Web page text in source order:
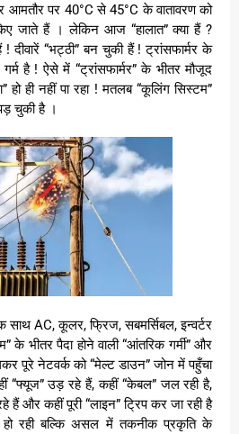
आमतौर पर 40°C से 45°C के वातावरण को
जाते हैं । लेकिन आज “हालात” क्या हैं ?
“भट्ठी” बन चुकी हैं ! ट्रांसफार्मर के
है ! ऐसे में “ट्रांसफार्मर” के भीतर मौजूद
ही नहीं पा रहा ! मतलब “कूलिंग सिस्टम”
चुकी है ।
AC, कूलर, फ्रिज, सबमर्सिबल, इन्वर्टर
के भीतर पैदा होने वाली “आंतरिक गर्मी” और
पूरे नेटवर्क को “मेल्ट डाउन” जोन में पहुँचा
“फ्यूज” उड़ रहे हैं, कहीं “केबल” जल रही है,
हैं और कहीं पूरी “लाइन” ट्रिप कर जा रही है
हो रही बल्कि असल में तकनीक प्रकृति के